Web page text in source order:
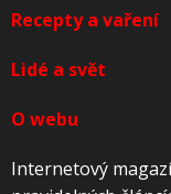
Recepty a vaření
Lidé a svět
O webu
Internetový